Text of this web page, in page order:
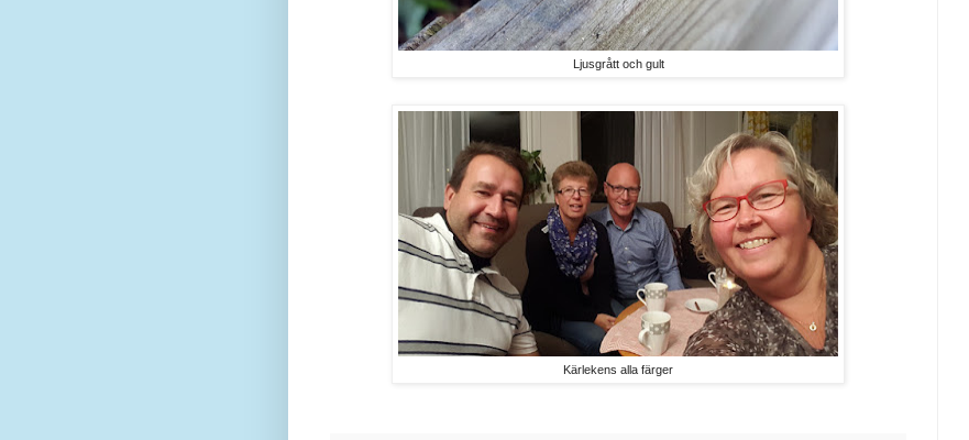
Ljusgrått och gult
Kärlekens alla färger